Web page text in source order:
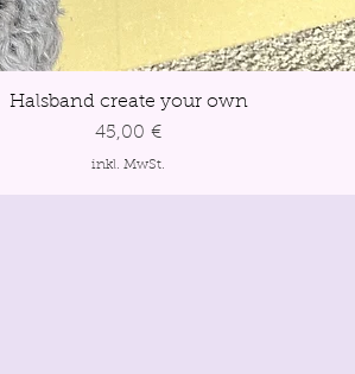
Schnellansicht
Halsband create your own
Preis
45,00 €
inkl. MwSt.